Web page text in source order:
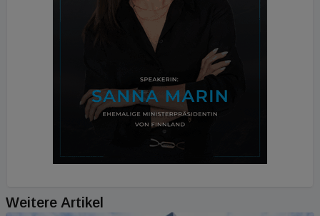
Weitere Artikel